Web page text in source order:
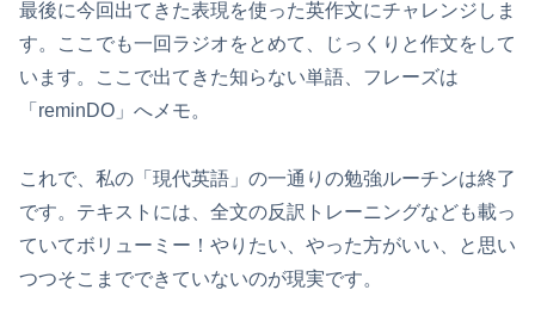
最後に今回出てきた表現を使った英作文にチャレンジしま
す。ここでも一回ラジオをとめて、じっくりと作文をして
います。ここで出てきた知らない単語、フレーズは
「reminDO」へメモ。
これで、私の「現代英語」の一通りの勉強ルーチンは終了
です。テキストには、全文の反訳トレーニングなども載っ
ていてボリューミー！やりたい、やった方がいい、と思い
つつそこまでできていないのが現実です。